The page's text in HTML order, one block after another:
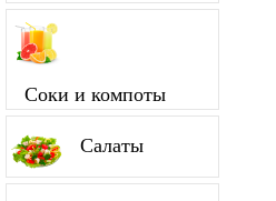
Соки и компоты
Салаты